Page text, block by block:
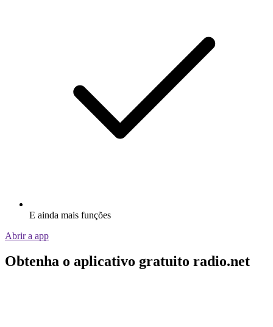
E ainda mais funções
Abrir a app
Obtenha o aplicativo gratuito radio.net